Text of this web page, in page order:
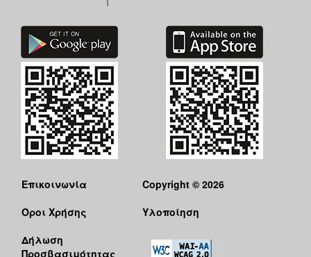
Επικοινωνία
Όροι Χρήσης
Δήλωση
Προσβασιμότητας
Copyright © 2026
Υλοποίηση